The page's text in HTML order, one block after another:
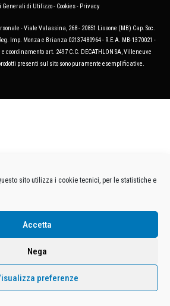
sito utilizza i cookie tecnici, per le statistiche e
Accetta
Nega
preferenze
Generali di Utilizzo- Cookies- Privacy
- Viale Valassina, 268 - 20851 Lissone (MB) Cap. Soc.
Imp. Monza e Brianza 02137480964 - R.E.A. MB-1370021 -
coordinamento art. 2497 C.C. DECATHLON SA, Villeneuve
presenti sul sito sono puramente esemplificative.